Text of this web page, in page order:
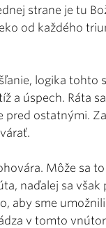
strane je tu
od každého
logika tohto
a úspech. Ráta
pred ostatnými.
Môže sa
naďalej sa
aby sme
v tomto